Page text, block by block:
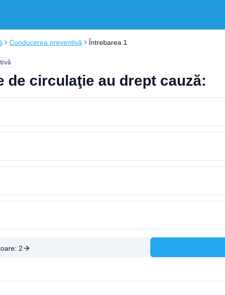
Conducerea preventivă Întrebarea 1
de circulaţie au drept cauză:
2